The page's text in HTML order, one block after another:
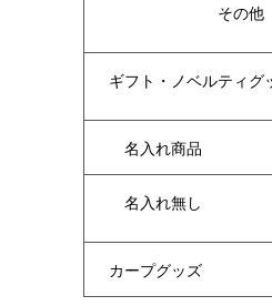
その他
ギフト・ノベルティグ
名入れ商品
名入れ無し
カープグッズ